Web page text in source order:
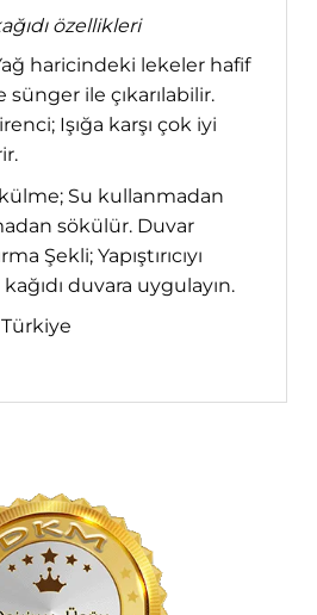
özellikleri
haricindeki lekeler hafif
ile çıkarılabilir.
Işığa karşı çok iyi
Su kullanmadan
sökülür. Duvar
Şekli; Yapıştırıcıyı
duvara uygulayın.